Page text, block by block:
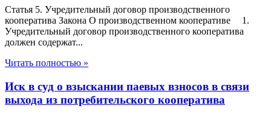
Статья 5. Учредительный договор производственного
кооператива Закона О производственном кооперативе 1.
Учредительный договор производственного кооператива
должен содержат...
Читать полностью »
Иск в суд о взыскании паевых взносов в связи
выхода из потребительского кооператива